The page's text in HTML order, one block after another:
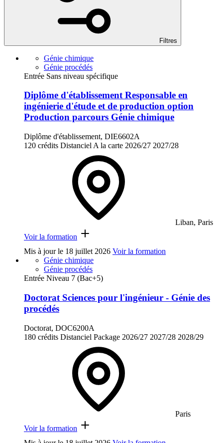
Filtres
Génie chimique
Génie procédés
Entrée Sans niveau spécifique
Diplôme d'établissement Responsable en
ingénierie d'étude et de production option
Production parcours Génie chimique
Diplôme d'établissement, DIE6602A
120 crédits Distanciel A la carte 2026/27 2027/28
Liban, Paris
Voir la formation
Mis à jour le 18 juillet 2026 Voir la formation
Génie chimique
Génie procédés
Entrée Niveau 7 (Bac+5)
Doctorat Sciences pour l'ingénieur - Génie des
procédés
Doctorat, DOC6200A
180 crédits Distanciel Package 2026/27 2027/28 2028/29
Paris
Voir la formation